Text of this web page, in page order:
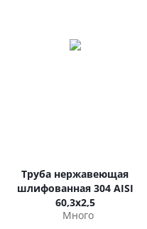
Труба нержавеющая
шлифованная 304 AISI
60,3х2,5
Много